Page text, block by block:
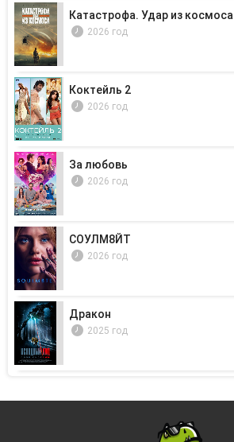
Катастрофа. Удар из космоса
2026 год
Коктейль 2
2026 год
За любовь
2026 год
СОУЛМ8ЙТ
2026 год
Дракон
2025 год